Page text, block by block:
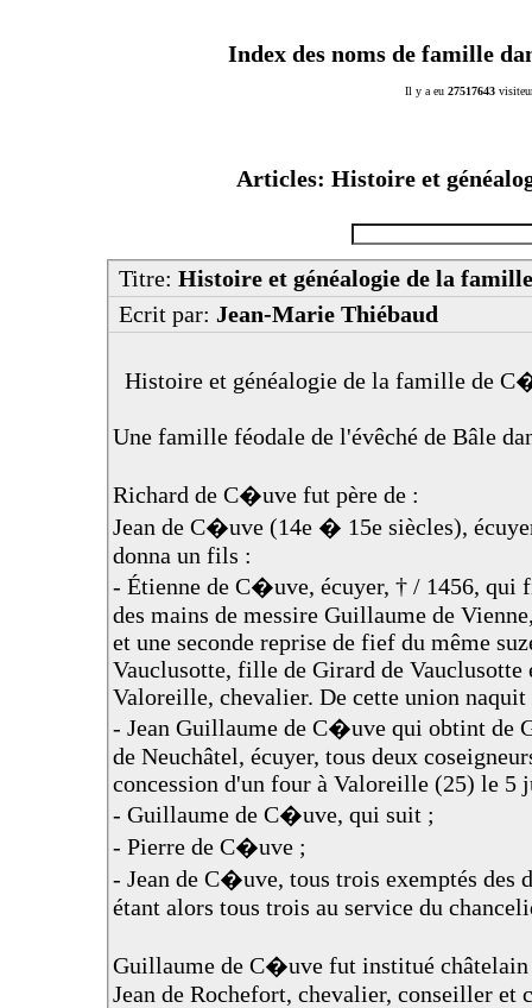
Index des noms de famille
Il y a eu 27517643
Articles: Histoire et
Titre: Histoire et généalogie de la
Ecrit par: Jean-Marie Thiébaud
Histoire et généalogie de la famille de
Une famille féodale de l'évêché de Bâle
Richard de C�uve fut père de :
Jean de C�uve (14e � 15e siècles),
donna un fils :
- Étienne de C�uve, écuyer, † / 1456, qui
des mains de messire Guillaume de
et une seconde reprise de fief du même
Vauclusotte, fille de Girard de
Valoreille, chevalier. De cette union
- Jean Guillaume de C�uve qui obtint de
de Neuchâtel, écuyer, tous deux
concession d'un four à Valoreille (25) le
- Guillaume de C�uve, qui suit ;
- Pierre de C�uve ;
- Jean de C�uve, tous trois exemptés des
étant alors tous trois au service du
Guillaume de C�uve fut institué châtelain
Jean de Rochefort, chevalier, conseiller et